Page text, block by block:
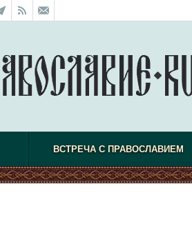
ВСТРЕЧА С ПРАВОСЛАВИЕМ